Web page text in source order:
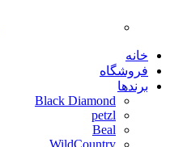
خانه
فروشگاه
برندها
Black Diamond
petzl
Beal
WildCountry